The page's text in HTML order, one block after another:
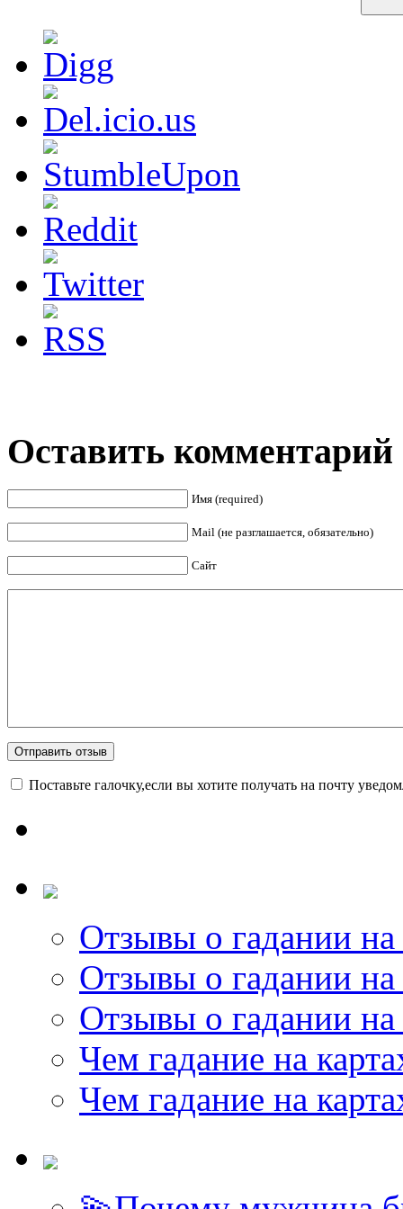
Оставить комментарий
Имя (required)
Mail (не разглашается, обязательно)
Сайт
Поставьте галочку,если вы хотите получать на почту
Отзывы о гадании на
Отзывы о гадании на
Отзывы о гадании на
Чем гадание на
Чем гадание на